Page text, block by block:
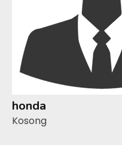
honda
Kosong